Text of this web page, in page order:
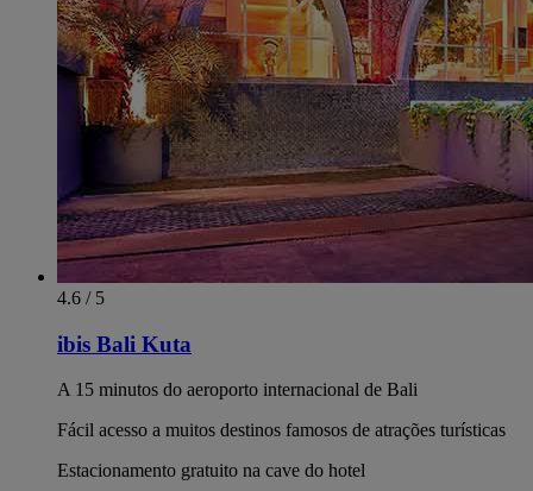
4.6 / 5
ibis Bali Kuta
A 15 minutos do aeroporto internacional de Bali
Fácil acesso a muitos destinos famosos de atrações turísticas
Estacionamento gratuito na cave do hotel